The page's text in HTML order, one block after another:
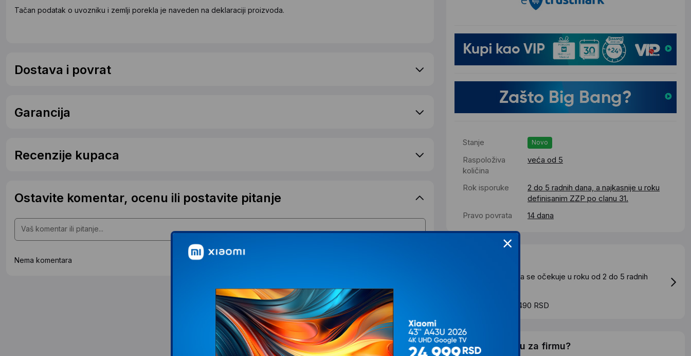
Stanje Novo
Raspoloživa
količina
veća od 5
Rok isporuke
2 do 5 radnih dana, a najkasnije u roku
definisanim ZZP po clanu 31.
Pravo povrata
14 dana
Standardna dostava se očekuje u roku od 2 do 5 radnih
Troskovi dostave 490 RSD
Želite li ponudu za firmu?
Tačan podatak o uvozniku i zemlji porekla je naveden na deklaraciji proizvoda.
Dostava i povrat
Garancija
Recenzije kupaca
Ostavite komentar, ocenu ili postavite pitanje
Nema komentara